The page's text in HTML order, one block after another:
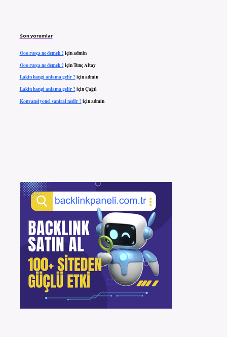
Son yorumlar
Ooo rusça ne demek ?içinadmin
Ooo rusça ne demek ?içinTunç Altay
Lakin hangi anlama gelir ?içinadmin
Lakin hangi anlama gelir ?içinÇağıl
Konvansiyonel santral nedir ?içinadmin